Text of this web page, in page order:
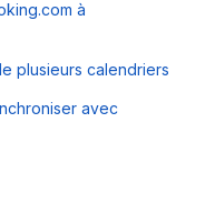
à
plusieurs calendriers
avec